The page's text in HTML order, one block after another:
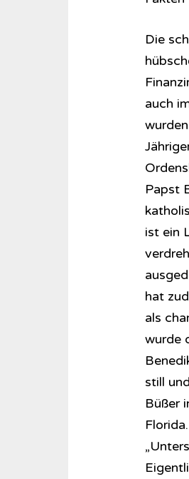
Die
auch
Papst
ist ein
hat
als
wurde
still
Büßer